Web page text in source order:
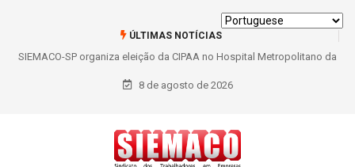
ÚLTIMAS NOTÍCIAS
SIEMACO-SP organiza eleição da CIPAA no Hospital Metropolitano da
Lapa e fortalece participação dos trabalhadores
8 de agosto de 2026